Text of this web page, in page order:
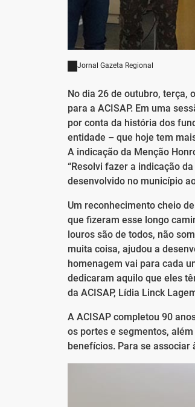
Jornal Gazeta Regional
No dia 26 de outubro, terça,
para a ACISAP. Em uma
por conta da história dos
entidade – que hoje tem
A indicação da Menção
“Resolvi fazer a indicação
desenvolvido no município
Um reconhecimento cheio
que fizeram esse longo
louros são de todos, não
muita coisa, ajudou a
homenagem vai para cada
dedicaram aquilo que eles
da ACISAP, Lídia Linck
A ACISAP completou 90
os portes e segmentos,
benefícios. Para se associar